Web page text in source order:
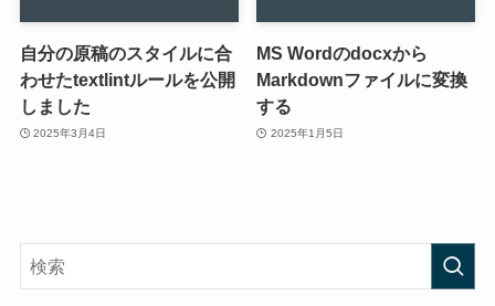
自分の原稿のスタイルに合
わせたtextlintルールを公開
しました
2025年3月4日
MS Wordのdocxから
Markdownファイルに変換
する
2025年1月5日